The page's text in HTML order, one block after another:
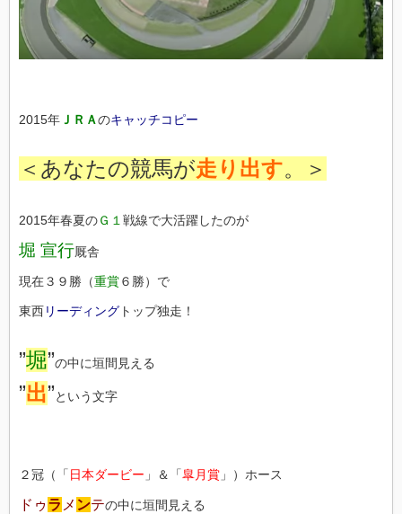
2015年 ＪＲＡのキャッチコピー
＜あなたの競馬が走り出す。＞
2015年春夏のＧ１戦線で大活躍したのが
堀 宣行厩舎
現在３９勝（重賞６勝）で
東西リーディング トップ独走！
”堀”の中に垣間見える
”出”という文字
２冠（「 日本ダービー 」＆「皐月賞 」）ホース
ドゥ ラ メ ンテの中に垣間見える